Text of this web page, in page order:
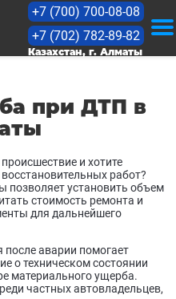
+7 (700) 700-08-08
+7 (702) 782-89-82
Казахстан, г. Алматы
при ДТП в
и хотите
работ?
установить объем
стоимость ремонта и
для дальнейшего
аварии помогает
о техническом состоянии
материального ущерба.
частных автовладельцев,